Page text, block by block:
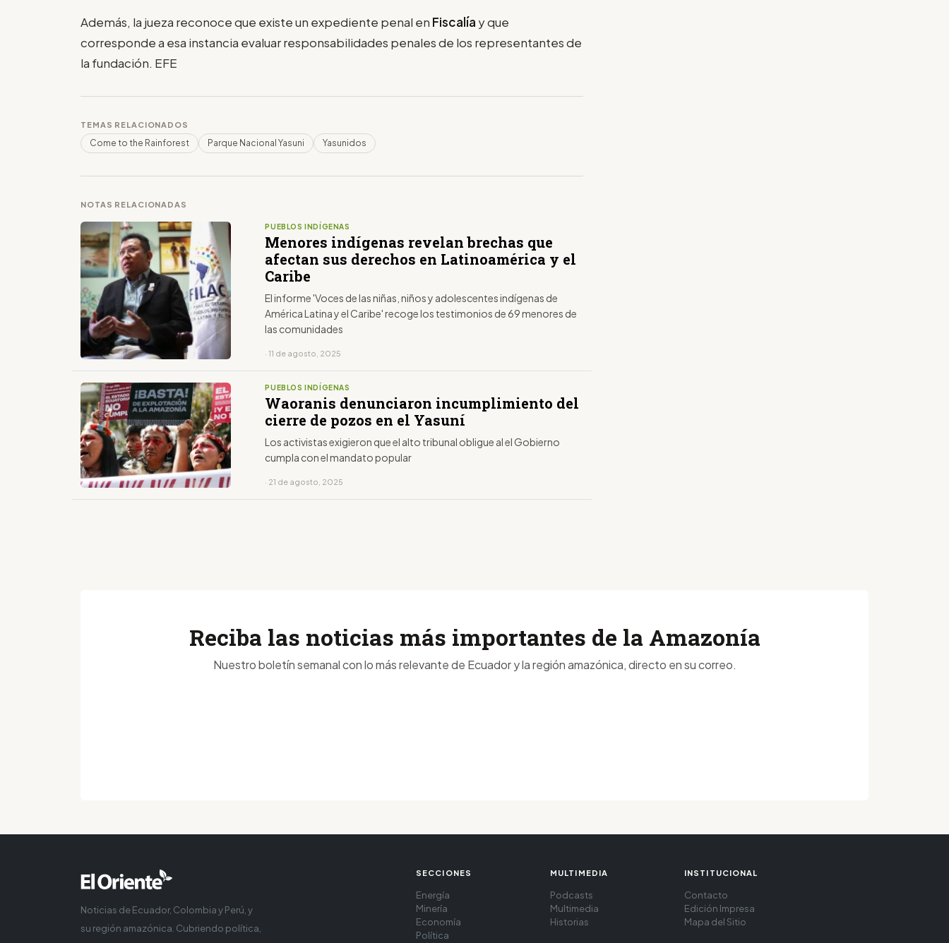
Además, la jueza reconoce que existe un expediente penal en Fiscalía y que
corresponde a esa instancia evaluar responsabilidades penales de los representantes de
la fundación. EFE
TEMAS RELACIONADOS
Come to the Rainforest Parque Nacional Yasuni Yasunidos
NOTAS RELACIONADAS
PUEBLOS INDÍGENAS
Menores indígenas revelan brechas que
afectan sus derechos en Latinoamérica y el
Caribe
El informe 'Voces de las niñas, niños y adolescentes indígenas de
América Latina y el Caribe' recoge los testimonios de 69 menores de
las comunidades
· 11 de agosto, 2025
PUEBLOS INDÍGENAS
Waoranis denunciaron incumplimiento del
cierre de pozos en el Yasuní
Los activistas exigieron que el alto tribunal obligue al el Gobierno
cumpla con el mandato popular
· 21 de agosto, 2025
Reciba las noticias más importantes de la Amazonía
Nuestro boletín semanal con lo más relevante de Ecuador y la región amazónica, directo en su correo.
Noticias de Ecuador, Colombia y Perú, y
su región amazónica. Cubriendo política,
SECCIONES
Energía
Minería
Economía
Política
MULTIMEDIA
Podcasts
Multimedia
Historias
INSTITUCIONAL
Contacto
Edición Impresa
Mapa del Sitio